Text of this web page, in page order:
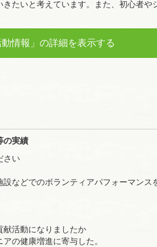
たいと考えています。また、初心者
情報」の詳細を表示する
の実績
さい
設などでのボランティアパフォーマン
献活動になりましたか
の健康増進に寄与した。